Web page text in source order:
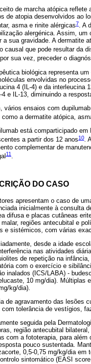
de marcha atópica reflete
de atopia desenvolvidos ao
asma e rinite alérgicas7. A
alergénica. Assim, um
a sua gravidade. A dermatite
causal que pode resultar da
sua vez, preceder o
biológica representa
envolvidas no
4 (IL-4) e da interleucina
4 e IL-13, diminuindo a
vários ensaios com
como a dermatite atópica,
está comparticipado
a partir dos 12 anos10.
complementar de
11 .
DO CASO
apresentam o caso de
inicialmente à consulta
difusa e placas cutâneas
malar, regiões antecubital e
e sistémicos, com várias
desde a idade
nas atividades
de repetição na
com o exercício e
inalados (ICS/LABA) -
10 mg/dia). Múltiplas
kg/dia).
de agravamento das lesões
com tolerância de vestígios,
seguida pela
região antecubital
com a fototerapia, para
pouco sustentada.
0,5-0,75 mg/kg/dia em
sintomático (EASI